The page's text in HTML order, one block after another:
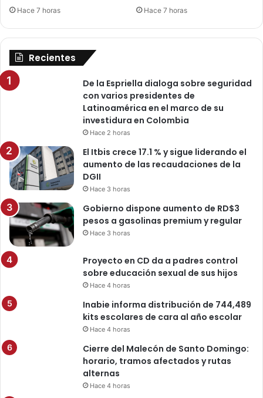
Hace 7 horas Hace 7 horas
Recientes
De la Espriella dialoga sobre seguridad
con varios presidentes de
Latinoamérica en el marco de su
investidura en Colombia
Hace 2 horas
El Itbis crece 17.1 % y sigue liderando el
aumento de las recaudaciones de la
DGII
Hace 3 horas
Gobierno dispone aumento de RD$3
pesos a gasolinas premium y regular
Hace 3 horas
Proyecto en CD da a padres control
sobre educación sexual de sus hijos
Hace 4 horas
Inabie informa distribución de 744,489
kits escolares de cara al año escolar
Hace 4 horas
Cierre del Malecón de Santo Domingo:
horario, tramos afectados y rutas
alternas
Hace 4 horas